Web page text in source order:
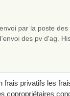
par la poste
des pv d'ag.
frais privatifs les
copropriétaires